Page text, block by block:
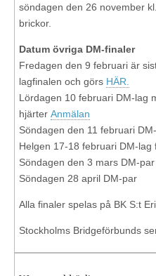
söndagen den 26 november
brickor.
Datum övriga DM-finaler
Fredagen den 9 februari är
lagfinalen och görs HÄR.
Lördagen 10 februari DM-lag
hjärter Anmälan
Söndagen den 11 februari
Helgen 17-18 februari DM-lag
Söndagen den 3 mars DM-
Söndagen 28 april DM-par
Alla finaler spelas på BK S:t
Stockholms Bridgeförbunds